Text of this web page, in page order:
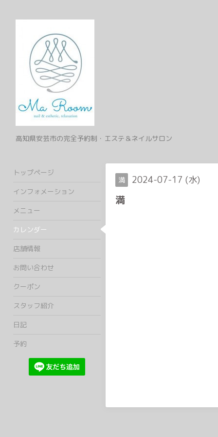
高知県安芸市の完全予約制・エステ＆ネイルサロン
満 2024-07-17 (水)
満
トップページ
インフォメーション
メニュー
カレンダー
店舗情報
お問い合わせ
クーポン
スタッフ紹介
日記
予約